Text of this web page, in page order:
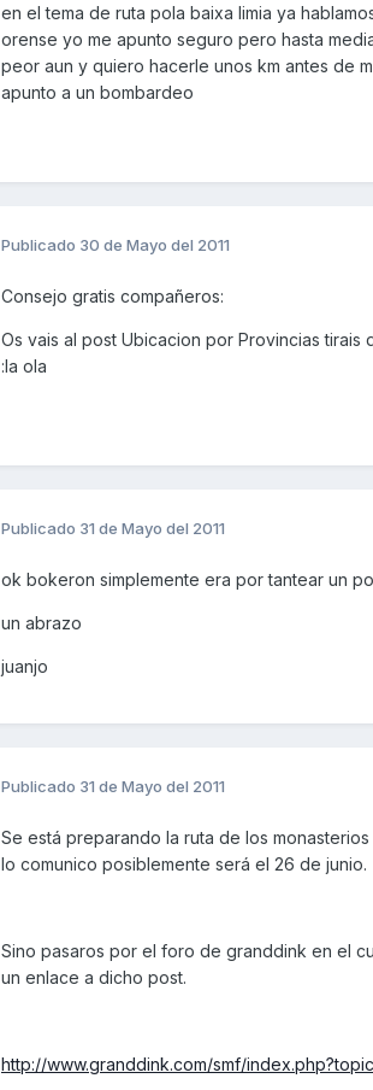
en el tema de ruta pola baixa limia ya
orense yo me apunto seguro pero hasta
peor aun y quiero hacerle unos km antes de
apunto a un bombardeo
Publicado 30 de Mayo del 2011
Consejo gratis compañeros:
Os vais al post Ubicacion por Provincias tirais
:la ola
Publicado 31 de Mayo del 2011
ok bokeron simplemente era por tantear un
un abrazo
juanjo
Publicado 31 de Mayo del 2011
Se está preparando la ruta de los
lo comunico posiblemente será el 26 de junio.
Sino pasaros por el foro de granddink en el
un enlace a dicho post.
http://www.granddink.com/smf/